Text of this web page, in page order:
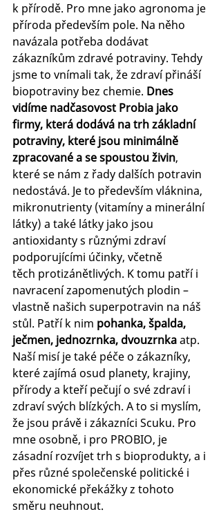
k přírodě. Pro mne jako agronoma je
příroda především pole. Na něho
navázala potřeba dodávat
zákazníkům zdravé potraviny. Tehdy
jsme to vnímali tak, že zdraví přináší
biopotraviny bez chemie. Dnes
vidíme nadčasovost Probia jako
firmy, která dodává na trh základní
potraviny, které jsou minimálně
zpracované a se spoustou živin,
které se nám z řady dalších potravin
nedostává. Je to především vláknina,
mikronutrienty (vitamíny a minerální
látky) a také látky jako jsou
antioxidanty s různými zdraví
podporujícími účinky, včetně
těch protizánětlivých. K tomu patří i
navracení zapomenutých plodin –
vlastně našich superpotravin na náš
stůl. Patří k nim pohanka, špalda,
ječmen, jednozrnka, dvouzrnka atp.
Naší misí je také péče o zákazníky,
které zajímá osud planety, krajiny,
přírody a kteří pečují o své zdraví i
zdraví svých blízkých. A to si myslím,
že jsou právě i zákazníci Scuku. Pro
mne osobně, i pro PROBIO, je
zásadní rozvíjet trh s bioprodukty, a i
přes různé společenské politické i
ekonomické překážky z tohoto
směru neuhnout.